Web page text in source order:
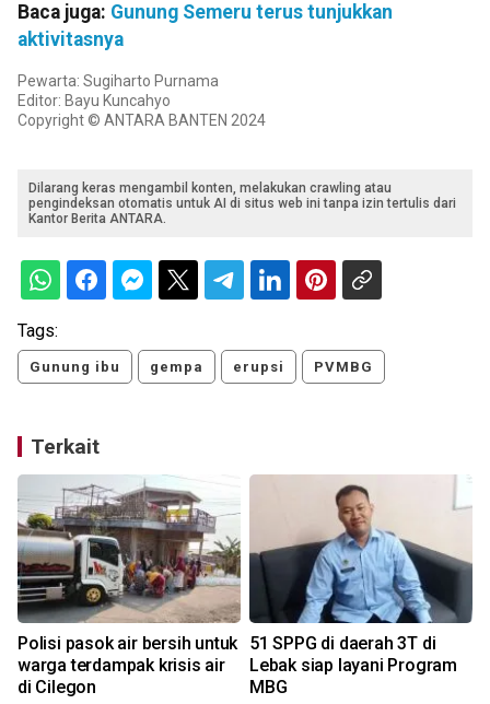
Baca juga: Gunung Semeru terus tunjukkan
aktivitasnya
Pewarta: Sugiharto Purnama
Editor: Bayu Kuncahyo
Copyright © ANTARA BANTEN 2024
Dilarang keras mengambil konten, melakukan crawling atau
pengindeksan otomatis untuk AI di situs web ini tanpa izin tertulis dari
Kantor Berita ANTARA.
Tags:
Gunung ibu gempa erupsi PVMBG
Terkait
Polisi pasok air bersih untuk
warga terdampak krisis air
di Cilegon
51 SPPG di daerah 3T di
Lebak siap layani Program
MBG